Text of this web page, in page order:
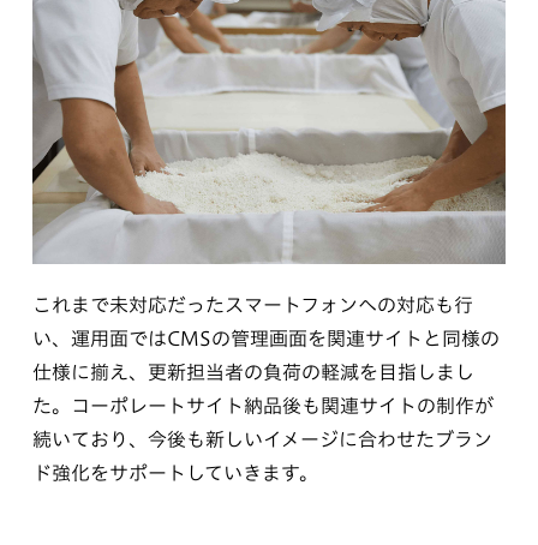
これまで未対応だったスマートフォンへの対応も行
い、運用面ではCMSの管理画面を関連サイトと同様の
仕様に揃え、更新担当者の負荷の軽減を目指しまし
た。コーポレートサイト納品後も関連サイトの制作が
続いており、今後も新しいイメージに合わせたブラン
ド強化をサポートしていきます。